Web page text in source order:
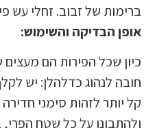
ברימות של זבוב. זחלי עש
אופן הבדיקה והשימוש:
כיון שכל הפירות הם
חובה לנהוג כדלהלן: יש
קל יותר לזהות סימני
ולהתבונן על כל שטח